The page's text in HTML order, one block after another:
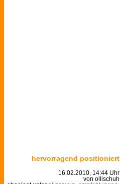
hervorragend positioniert
16.02.2010, 14:44 Uhr
von ollischuh